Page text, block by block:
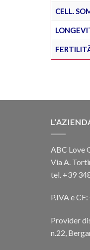
CELL.
ABC Love
Via A.
tel. +39
P.IVA e
Provider
n.22,